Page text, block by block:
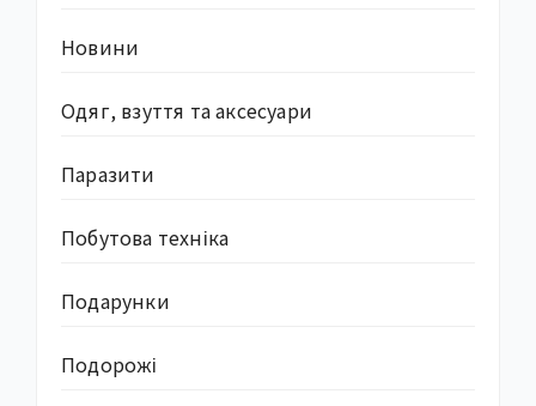
Новини
Одяг, взуття та аксесуари
Паразити
Побутова техніка
Подарунки
Подорожі